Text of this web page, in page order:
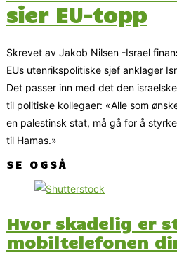
sier EU-topp
Skrevet av Jakob Nilsen -Israel
EUs utenrikspolitiske sjef anklager
Det passer inn med det den
til politiske kollegaer: «Alle som
en palestinsk stat, må gå for å
til Hamas.»
SE OGSÅ
Hvor skadelig er
mobiltelefonen